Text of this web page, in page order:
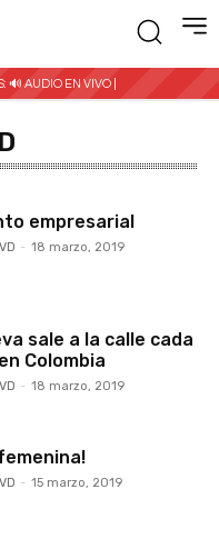
🔊 AUDIO EN VIVO |
empresarial
- 18 marzo, 2019
sale a la calle cada
Colombia
- 18 marzo, 2019
- 15 marzo, 2019